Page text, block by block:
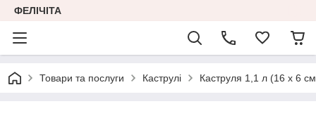
ФЕЛІЧІТА
Товари та послуги Каструлі Каструля 1,1 л (16 х 6